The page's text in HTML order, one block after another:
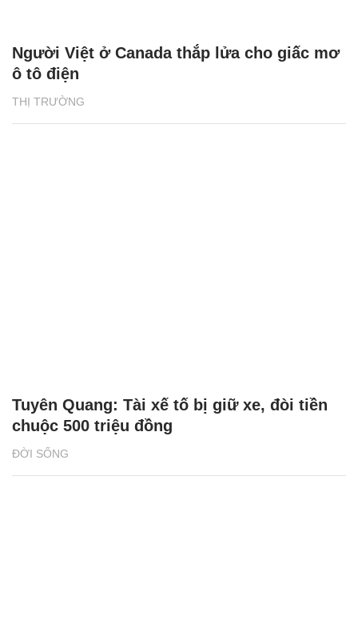
THỊ TRƯỜNG
Người Việt ở Canada thắp lửa cho giấc mơ
ô tô điện
ĐỜI SỐNG
Tuyên Quang: Tài xế tố bị giữ xe, đòi tiền
chuộc 500 triệu đồng